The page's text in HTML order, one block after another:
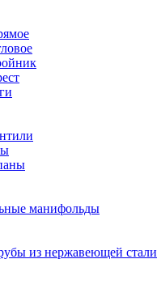
манифольды
из нержавеющей стали